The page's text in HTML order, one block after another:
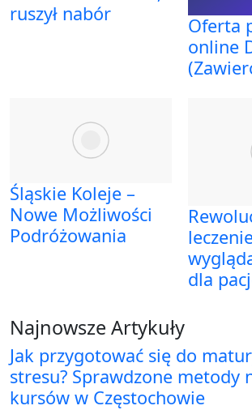
ruszył nabór
Oferta
online
Śląskie Koleje –
Nowe Możliwości
Podróżowania
dla
Najnowsze Artykuły
Jak przygotować się do
stresu? Sprawdzone metody
kursów w Częstochowie